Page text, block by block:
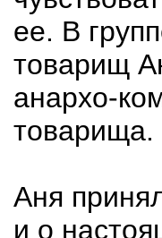
ее. В
товарищ
анархо-
товарища.
Аня
и о